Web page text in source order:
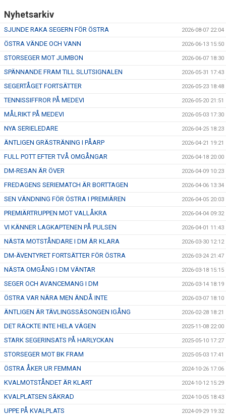
Nyhetsarkiv
SJUNDE RAKA SEGERN FÖR ÖSTRA 2026-08-07 22:04
ÖSTRA VÄNDE OCH VANN 2026-06-13 15:50
STORSEGER MOT JUMBON 2026-06-07 18:30
SPÄNNANDE FRAM TILL SLUTSIGNALEN 2026-05-31 17:43
SEGERTÅGET FORTSÄTTER 2026-05-23 18:48
TENNISSIFFROR PÅ MEDEVI 2026-05-20 21:51
MÅLRIKT PÅ MEDEVI 2026-05-03 17:30
NYA SERIELEDARE 2026-04-25 18:23
ÄNTLIGEN GRÄSTRÄNING I PÅARP 2026-04-21 19:21
FULL POTT EFTER TVÅ OMGÅNGAR 2026-04-18 20:00
DM-RESAN ÄR ÖVER 2026-04-09 10:23
FREDAGENS SERIEMATCH ÄR BORTTAGEN 2026-04-06 13:34
SEN VÄNDNING FÖR ÖSTRA I PREMIÄREN 2026-04-05 20:03
PREMIÄRTRUPPEN MOT VALLÅKRA 2026-04-04 09:32
VI KÄNNER LAGKAPTENEN PÅ PULSEN 2026-04-01 11:43
NÄSTA MOTSTÅNDARE I DM ÄR KLARA 2026-03-30 12:12
DM-ÄVENTYRET FORTSÄTTER FÖR ÖSTRA 2026-03-24 21:47
NÄSTA OMGÅNG I DM VÄNTAR 2026-03-18 15:15
SEGER OCH AVANCEMANG I DM 2026-03-14 18:19
ÖSTRA VAR NÄRA MEN ÄNDÅ INTE 2026-03-07 18:10
ÄNTLIGEN ÄR TÄVLINGSSÄSONGEN IGÅNG 2026-02-28 18:21
DET RÄCKTE INTE HELA VÄGEN 2025-11-08 22:00
STARK SEGERINSATS PÅ HARLYCKAN 2025-05-10 17:27
STORSEGER MOT BK FRAM 2025-05-03 17:41
ÖSTRA ÅKER UR FEMMAN 2024-10-26 17:06
KVALMOTSTÅNDET ÄR KLART 2024-10-12 15:29
KVALPLATSEN SÄKRAD 2024-10-05 18:43
UPPE PÅ KVALPLATS 2024-09-29 19:32